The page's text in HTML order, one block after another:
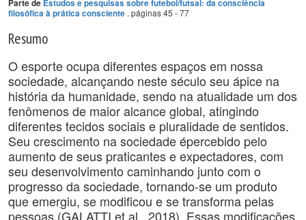
Parte de Estudos e pesquisas sobre futebol/futsal: da consciência
filosófica à prática consciente . páginas 45 - 77
Resumo
O esporte ocupa diferentes espaços em nossa
sociedade, alcançando neste século seu ápice na
história da humanidade, sendo na atualidade um dos
fenômenos de maior alcance global, atingindo
diferentes tecidos sociais e pluralidade de sentidos.
Seu crescimento na sociedade épercebido pelo
aumento de seus praticantes e expectadores, com
seu desenvolvimento caminhando junto com o
progresso da sociedade, tornando-se um produto
que emergiu, se modificou e se transforma pelas
pessoas (GALATTI et al., 2018). Essas modificações